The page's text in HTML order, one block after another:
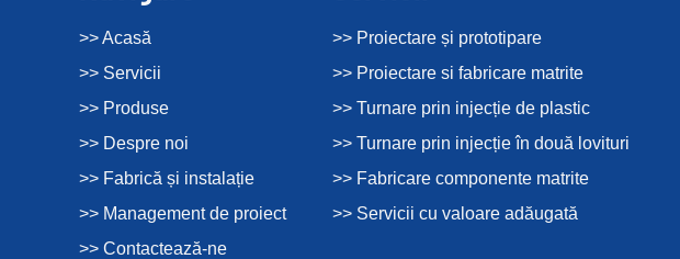
>> Acasă
>> Servicii
>> Produse
>> Despre noi
>> Fabrică și instalație
>> Management de proiect
>> Contactează-ne
>> Proiectare și prototipare
>> Proiectare si fabricare matrite
>> Turnare prin injecție de plastic
>> Turnare prin injecție în două lovituri
>> Fabricare componente matrite
>> Servicii cu valoare adăugată